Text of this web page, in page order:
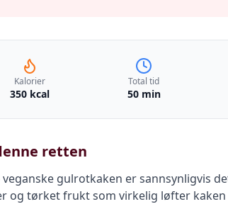
Kalorier
350 kcal
Total tid
50 min
retten
veganske gulrotkaken er sannsynligvis
og tørket frukt som virkelig løfter